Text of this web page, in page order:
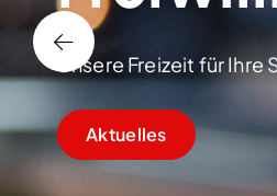
Unsere Freizeit für
Aktuelles